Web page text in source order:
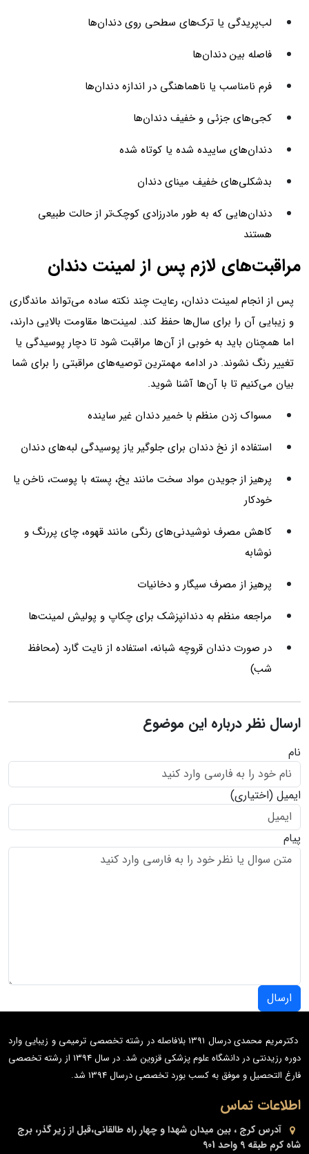
لب‌پریدگی یا ترک‌های سطحی روی دندان‌ها
فاصله بین دندان‌ها
فرم نامناسب یا ناهماهنگی در اندازه دندان‌ها
کجی‌های جزئی و خفیف دندان‌ها
دندان‌های ساییده شده یا کوتاه شده
بدشکلی‌های خفیف مینای دندان
دندان‌هایی که به طور مادرزادی کوچک‌تر از حالت طبیعی
هستند
مراقبت‌های لازم پس از لمینت دندان
پس از انجام لمینت دندان، رعایت چند نکته ساده می‌تواند ماندگاری
و زیبایی آن را برای سال‌ها حفظ کند. لمینت‌ها مقاومت بالایی دارند،
اما همچنان باید به خوبی از آن‌ها مراقبت شود تا دچار پوسیدگی یا
تغییر رنگ نشوند. در ادامه مهمترین توصیه‌های مراقبتی را برای شما
بیان می‌کنیم تا با آن‌ها آشنا شوید.
مسواک زدن منظم با خمیر دندان غیر ساینده
استفاده از نخ دندان برای جلوگیر یاز پوسیدگی لبه‌های دندان
پرهیز از جویدن مواد سخت مانند یخ، پسته با پوست، ناخن یا
خودکار
کاهش مصرف نوشیدنی‌های رنگی مانند قهوه، چای پررنگ و
نوشابه
پرهیز از مصرف سیگار و دخانیات
مراجعه منظم به دندانپزشک برای چکاپ و پولیش لمینت‌ها
در صورت دندان قروچه شبانه، استفاده از نایت گارد (محافظ
شب)
ارسال نظر درباره این موضوع
نام
ایمیل (اختیاری)
پیام
ارسال
دکترمریم محمدی درسال 1391 بلافاصله در رشته تخصصی ترمیمی و زیبایی وارد
دوره رزیدنتی در دانشگاه علوم پزشکی قزوین شد. در سال 1394 از رشته تخصصی
فارغ التحصیل و موفق به کسب بورد تخصصی درسال 1394 شد.
اطلاعات تماس
آدرس کرج ، بین میدان شهدا و چهار راه طالقانی،قبل از زیر گذر، برج
شاه کرم طبقه 9 واحد 901